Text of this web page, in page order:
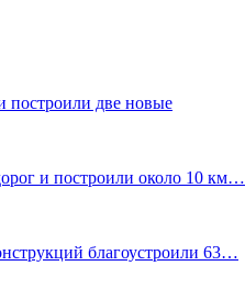
построили две новые
и построили около 10 км…
благоустроили 63…